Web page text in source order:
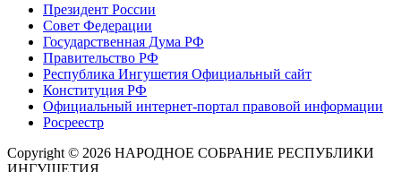
Президент России
Совет Федерации
Государственная Дума РФ
Правительство РФ
Республика Ингушетия Официальный сайт
Конституция РФ
Официальный интернет-портал правовой информации
Росреестр
Copyright © 2026 НАРОДНОЕ СОБРАНИЕ РЕСПУБЛИКИ
ИНГУШЕТИЯ